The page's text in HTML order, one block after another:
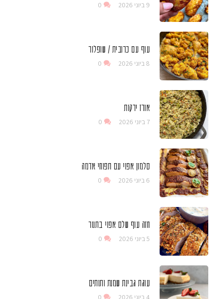
9 ביוני 2026 0
עוף עם כרובית / שופלור
8 ביוני 2026 0
אורז ירקות
7 ביוני 2026 0
סלמון אפוי עם תפוחי אדמה
6 ביוני 2026 0
חזה עוף שלם אפוי בתנור
5 ביוני 2026 0
עוגת גבינת שמנת ותותים
4 ביוני 2026 0